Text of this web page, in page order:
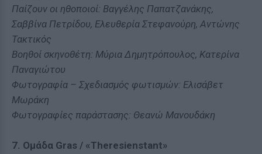
Παίζουν οι ηθοποιοί: Βαγγέλης Παπατζανάκης,
Σαββίνα Πετρίδου, Ελευθερία Στεφανούρη, Αντώνης
Τακτικός
Βοηθοί σκηνοθέτη: Μύρια Δημητρόπουλος, Κατερίνα
Παναγιώτου
Φωτογραφία – Σχεδιασμός φωτισμών: Ελισάβετ
Μωράκη
Φωτογραφίες παράστασης: Θεανώ Μανουδάκη
7. Ομάδα Gras / «Theresienstant»